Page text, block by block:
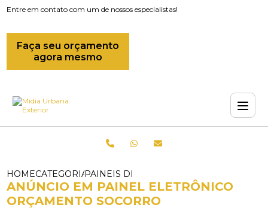
Entre em contato com um de nossos especialistas!
Faça seu orçamento
agora mesmo
HOMECATEGORIASPAINEIS DIGITAIS_ANUNCIO EM
ANÚNCIO EM PAINEL ELETRÔNICO
ORÇAMENTO SOCORRO